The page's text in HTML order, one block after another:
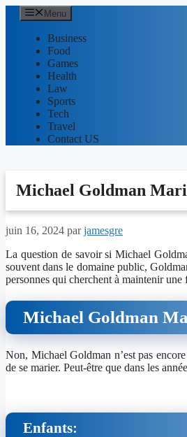
Aller
contenu
Menu
Business
Food
Games
Health
Law
Sports
Tech
Travel
Contact US
Michael Goldman
juin 16, 2024 parjamesgre
La question de savoir si Michael
souvent dans le domaine public,
personnes qui cherchent à maintenir
Michael Goldman
Non, Michael Goldman n’est pas
de se marier. Peut-être que dans les
Enfants: